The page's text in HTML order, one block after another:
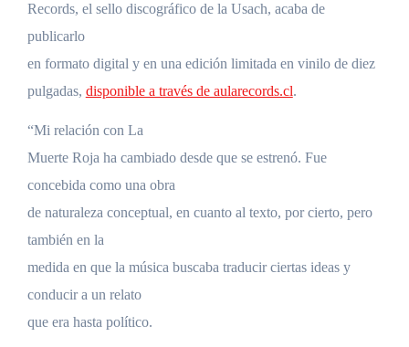
Records, el sello discográfico de la Usach, acaba de
publicarlo
en formato digital y en una edición limitada en vinilo de diez
pulgadas, disponible a través de aularecords.cl.
“Mi relación con La
Muerte Roja ha cambiado desde que se estrenó. Fue
concebida como una obra
de naturaleza conceptual, en cuanto al texto, por cierto, pero
también en la
medida en que la música buscaba traducir ciertas ideas y
conducir a un relato
que era hasta político.